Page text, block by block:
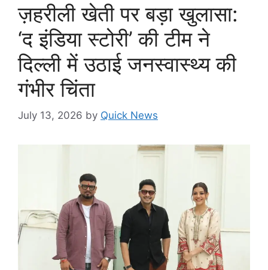
ज़हरीली खेती पर बड़ा खुलासा:
‘द इंडिया स्टोरी’ की टीम ने
दिल्ली में उठाई जनस्वास्थ्य की
गंभीर चिंता
July 13, 2026 by Quick News